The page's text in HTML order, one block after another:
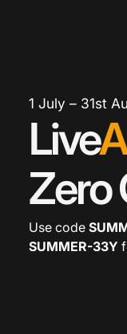
1 July – 31st
Live
Zero
Use code
SUMMER-33Y